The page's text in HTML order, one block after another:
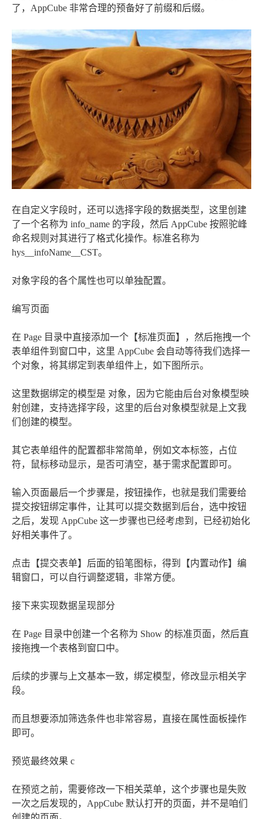
了，AppCube 非常合理的预备好了前缀和后缀。
在自定义字段时，还可以选择字段的数据类型，这里创建
了一个名称为 info_name 的字段，然后 AppCube 按照驼峰
命名规则对其进行了格式化操作。标准名称为
hys__infoName__CST。
对象字段的各个属性也可以单独配置。
编写页面
在 Page 目录中直接添加一个【标准页面】，然后拖拽一个
表单组件到窗口中，这里 AppCube 会自动等待我们选择一
个对象，将其绑定到表单组件上，如下图所示。
这里数据绑定的模型是 对象，因为它能由后台对象模型映
射创建，支持选择字段，这里的后台对象模型就是上文我
们创建的模型。
其它表单组件的配置都非常简单，例如文本标签，占位
符，鼠标移动显示，是否可清空，基于需求配置即可。
输入页面最后一个步骤是，按钮操作，也就是我们需要给
提交按钮绑定事件，让其可以提交数据到后台，选中按钮
之后，发现 AppCube 这一步骤也已经考虑到，已经初始化
好相关事件了。
点击【提交表单】后面的铅笔图标，得到【内置动作】编
辑窗口，可以自行调整逻辑，非常方便。
接下来实现数据呈现部分
在 Page 目录中创建一个名称为 Show 的标准页面，然后直
接拖拽一个表格到窗口中。
后续的步骤与上文基本一致，绑定模型，修改显示相关字
段。
而且想要添加筛选条件也非常容易，直接在属性面板操作
即可。
预览最终效果 c
在预览之前，需要修改一下相关菜单，这个步骤也是失败
一次之后发现的，AppCube 默认打开的页面，并不是咱们